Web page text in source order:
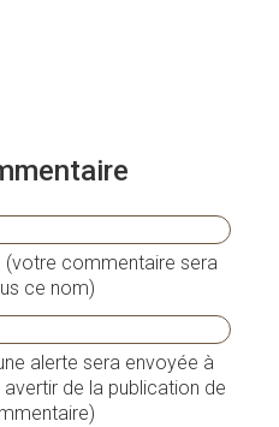
(votre commentaire sera
ce nom)
alerte sera envoyée à
de la publication de